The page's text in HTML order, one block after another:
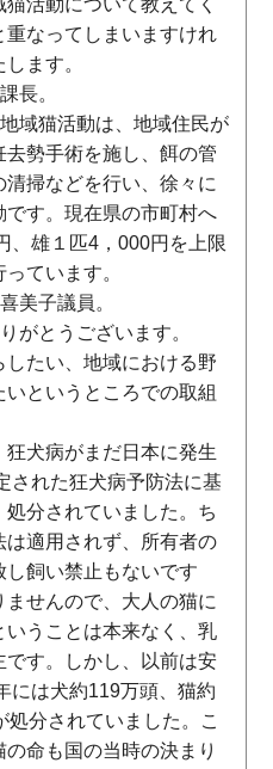
活動について教えてく
なってしまいますけれ
ます。
長。
域猫活動は、地域住民が
勢手術を施し、餌の管
掃などを行い、徐々に
す。現在県の市町村へ
、雄１匹4，000円を上限
ています。
美子議員。
がとうございます。
たい、地域における野
というところでの取組
犬病がまだ日本に発生
された狂犬病予防法に基
分されていました。ち
適用されず、所有者の
飼い禁止もないです
せんので、大人の猫に
うことは本来なく、乳
す。しかし、以前は安
には犬約119万頭、猫約
処分されていました。こ
命も国の当時の決まり